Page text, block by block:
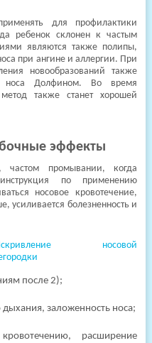
для профилактики
ребенок склонен к частым
являются также полипы,
при ангине и аллергии. При
новообразований также
носа Долфином. Во время
также станет хорошей
эффекты
частом промывании, когда
инструкция по применению
носовое кровотечение,
усиливается болезненность и
после 2);
дыхания, заложенность носа;
расширение